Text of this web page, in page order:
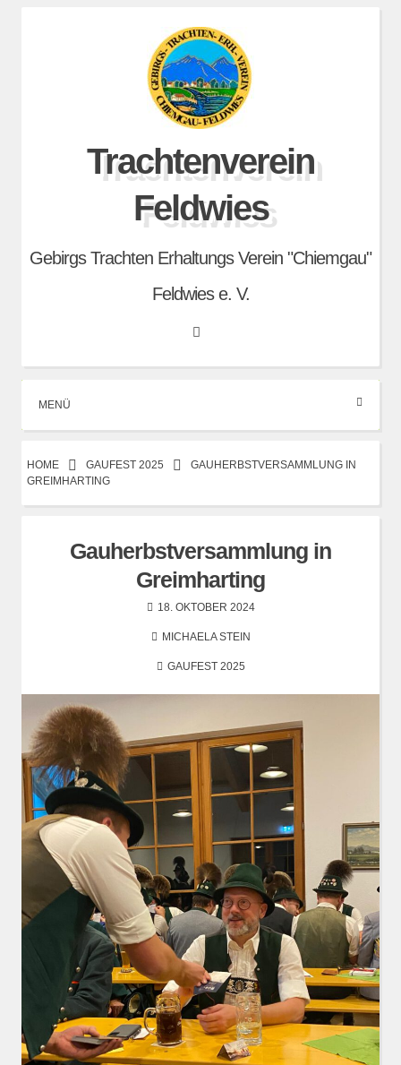
Trachtenverein
Feldwies
Gebirgs Trachten Erhaltungs Verein "Chiemgau"
Feldwies e. V.
Search
MENÜ
HOME GAUFEST 2025
GAUHERBSTVERSAMMLUNG IN
GREIMHARTING
Gauherbstversammlung in
Greimharting
18. OKTOBER 2024
MICHAELA STEIN
GAUFEST 2025